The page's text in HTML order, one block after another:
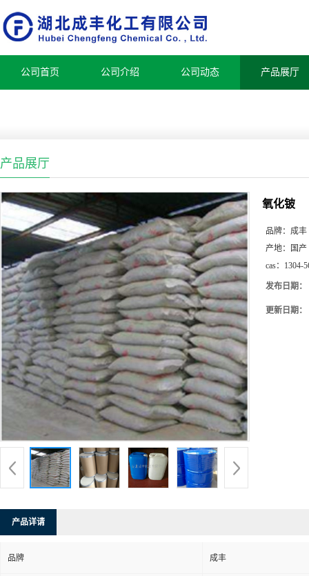
公司首页 公司介绍 公司动态 产品展厅
产品展厅
氧化铍
品牌： 成丰
产地：
国产
cas： 1304-
发布日期：
更新日期：
产品详请
品牌 成丰